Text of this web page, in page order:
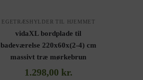
EGETRÆSHYLDER TIL HJEMMET
vidaXL bordplade til
badeværelse 220x60x(2-4) cm
massivt træ mørkebrun
1.298,00 kr.